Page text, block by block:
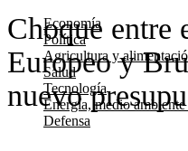
Economía
Política
Agricultura y
Salud
Tecnología
Energía, medio
Defensa
Choque entre
Europeo y
nuevo